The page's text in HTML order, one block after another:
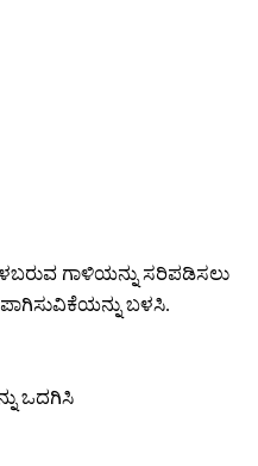
ಗಾಳಿಯನ್ನು ಸರಿಪಡಿಸಲು
ಬಳಸಿ.
ಒದಗಿಸಿ